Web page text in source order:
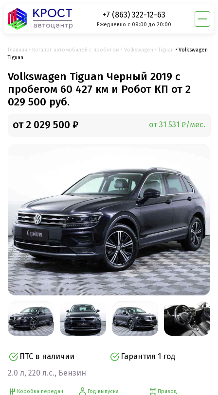
+7 (863) 322-12-63
Ежедневно с 09:00 до 20:00
Главная Каталог автомобилей с пробегом Volkswagen Tiguan
Volkswagen
Tiguan
Volkswagen Tiguan Черный 2019 с
пробегом 60 427 км и Робот КП от 2
029 500 руб.
от 2 029 500 ₽ от 31 531 ₽/мес.
ПТС в наличии
Гарантия 1 год
2.0 л, 220 л.с., Бензин
Коробка передач Год выпуска Привод